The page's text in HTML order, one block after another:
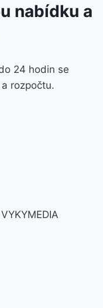
nabídku a
24 hodin se
rozpočtu.